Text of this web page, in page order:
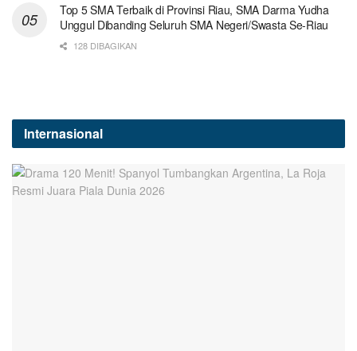
Top 5 SMA Terbaik di Provinsi Riau, SMA Darma Yudha
Unggul Dibanding Seluruh SMA Negeri/Swasta Se-Riau
128 DIBAGIKAN
Internasional